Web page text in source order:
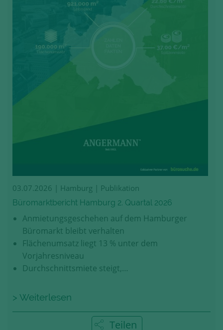
03.07.2026 | Hamburg | Publikation
Büromarktbericht Hamburg 2. Quartal 2026
Anmietungsgeschehen auf dem Hamburger
Büromarkt bleibt verhalten
Flächenumsatz liegt 13 % unter dem
Vorjahresniveau
Durchschnittsmiete steigt,…
> Weiterlesen
Teilen